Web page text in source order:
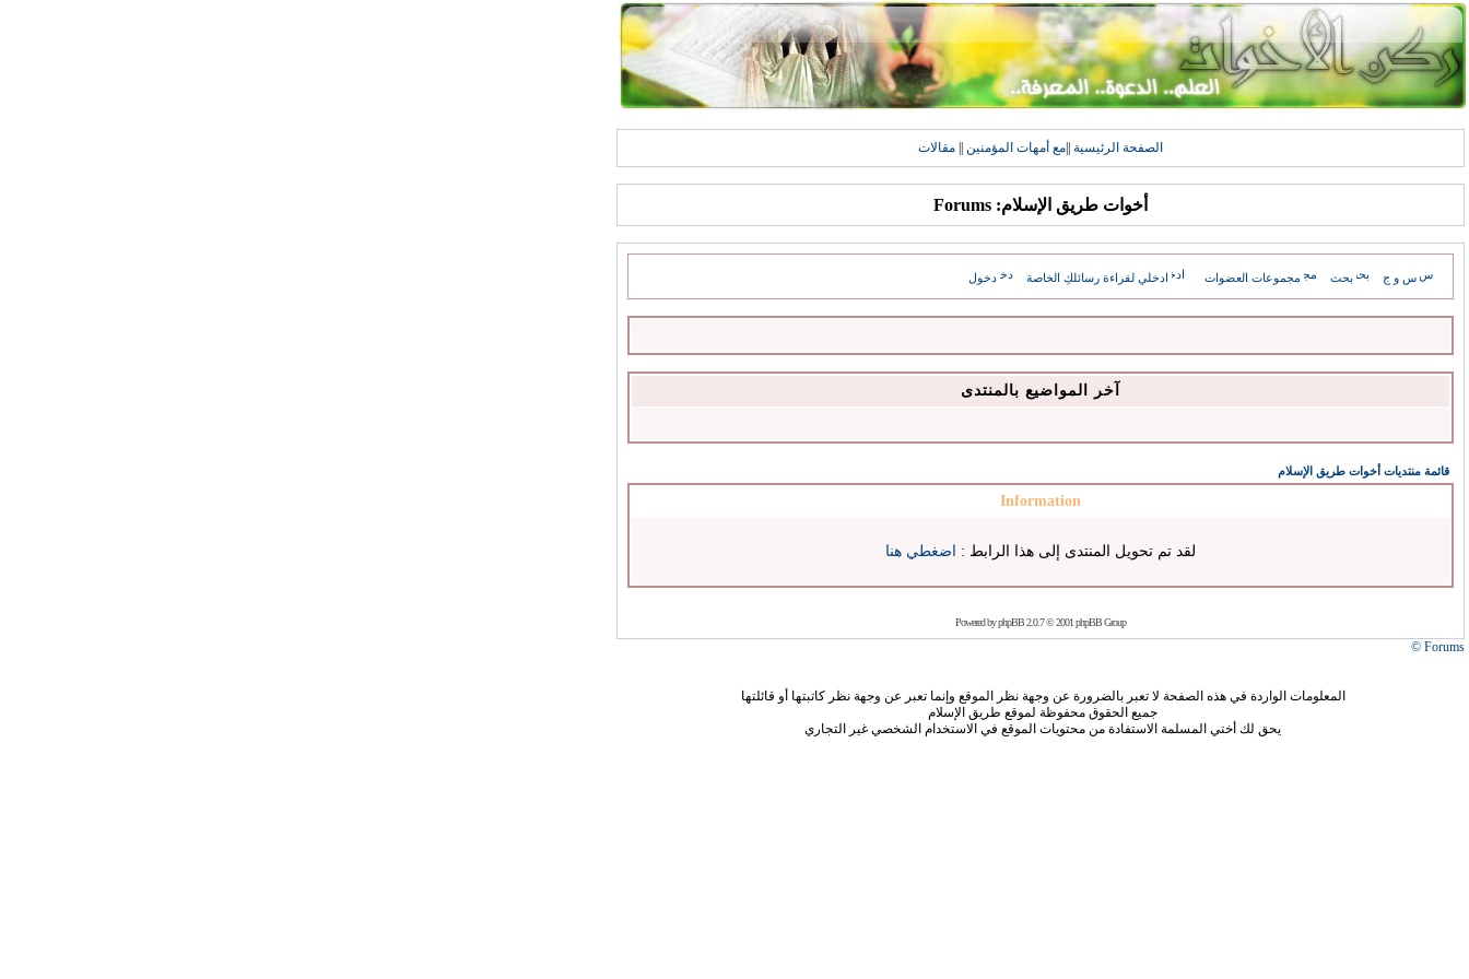
الصفحة الرئيسية مع أمهات المؤمنين مقالات
أخوات طريق الإسلام: Forums
س و ج بحث مجموعات العضوات ادخلي لقراءة رسائلكِ الخاصة دخول
آخر المواضيع بالمنتدى
قائمة منتديات أخوات طريق الإسلام
Information
لقد تم تحويل المنتدى إلى هذا الرابط : اضغطي هنا
Powered byphpBB2.0.7 © 2001 phpBB Group
Forums ©
المعلومات الواردة في هذه الصفحة لا تعبر بالضرورة عن وجهة نظر الموقع وإنما تعبر عن وجهة نظر كاتبتها أو قائلتها
جميع الحقوق محفوظة لموقع طريق الإسلام
يحق لك أختي المسلمة الاستفادة من محتويات الموقع في الاستخدام الشخصي غير التجاري